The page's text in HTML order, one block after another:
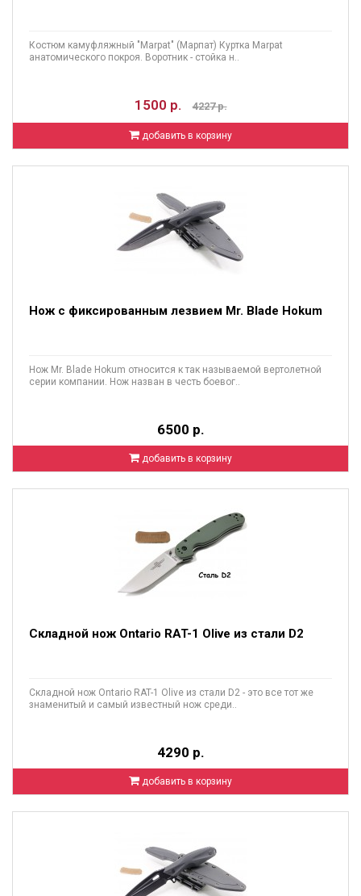
Костюм камуфляжный "Marpat" (Марпат) Куртка Marpat
анатомического покроя. Воротник - стойка н..
1500 р. 4227 р.
добавить в корзину
Нож с фиксированным лезвием Mr. Blade Hokum
Нож Mr. Blade Hokum относится к так называемой вертолетной
серии компании. Нож назван в честь боевог..
6500 р.
добавить в корзину
Складной нож Ontario RAT-1 Olive из стали D2
Складной нож Ontario RAT-1 Olive из стали D2 - это все тот же
знаменитый и самый известный нож среди..
4290 р.
добавить в корзину